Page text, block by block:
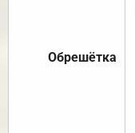
Обрешётка